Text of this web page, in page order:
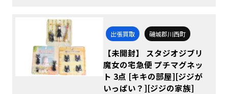
出張買取 磯城郡川西町
【未開封】 スタジオジブリ
魔女の宅急便 プチマグネッ
ト 3点 [キキの部屋][ジジが
いっぱい？][ジジの家族]